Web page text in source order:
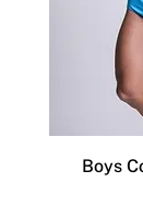
Boys